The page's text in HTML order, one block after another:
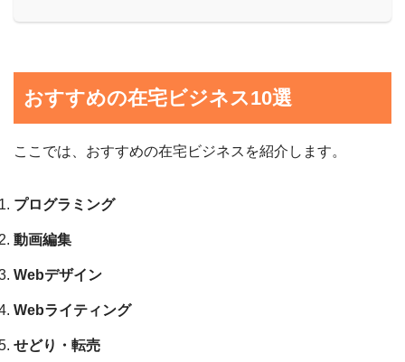
おすすめの在宅ビジネス10選
ここでは、おすすめの在宅ビジネスを紹介します。
プログラミング
動画編集
Webデザイン
Webライティング
せどり・転売